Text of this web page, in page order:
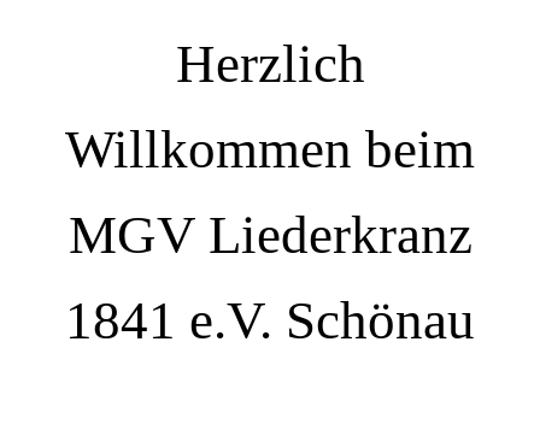
Herzlich
Willkommen beim
MGV Liederkranz
1841 e.V. Schönau